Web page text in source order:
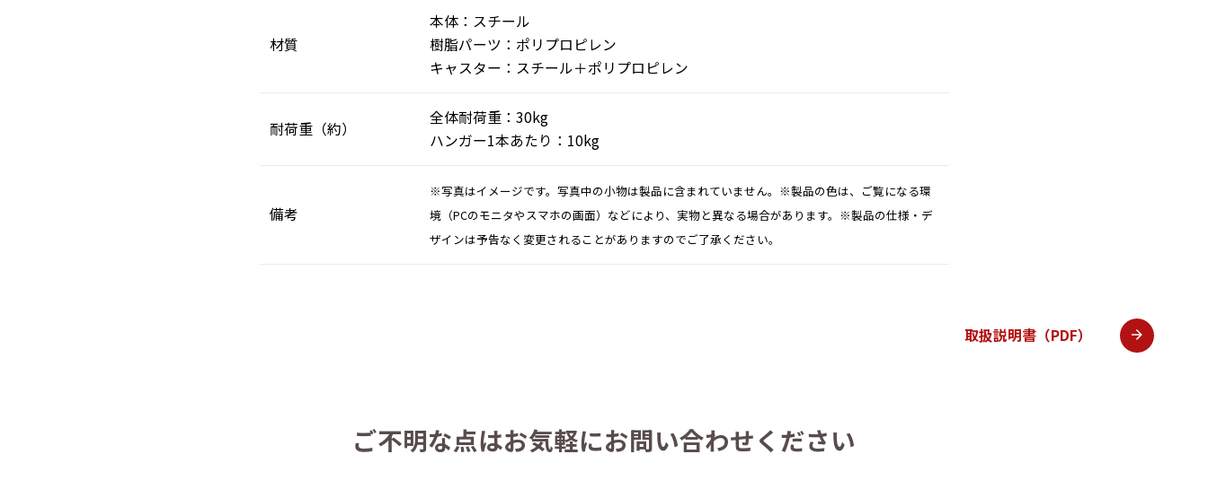
材質
本体：スチール
樹脂パーツ：ポリプロピレン
キャスター：スチール＋ポリプロピレン
耐荷重（約）
全体耐荷重：30kg
ハンガー1本あたり：10kg
備考
※写真はイメージです。写真中の小物は製品に含まれていません。※製品の色は、ご覧になる環
境（PCのモニタやスマホの画面）などにより、実物と異なる場合があります。※製品の仕様・デ
ザインは予告なく変更されることがありますのでご了承ください。
取扱説明書（PDF）
ご不明な点はお気軽にお問い合わせください